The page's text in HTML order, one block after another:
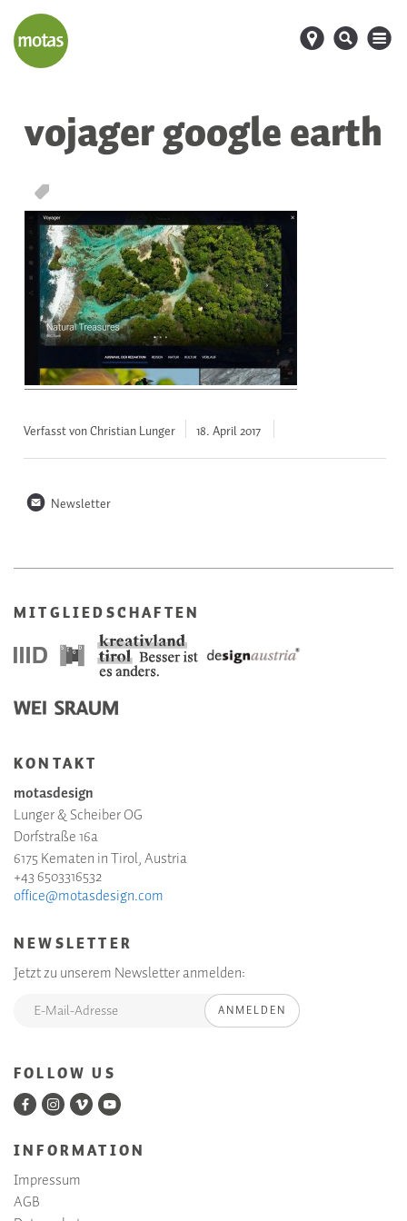
d s M
vojager google earth
T
Verfasst von Christian Lunger 18. April2017
n Newsletter
MITGLIEDSCHAFTEN
KONTAKT
motasdesign
Lunger & Scheiber OG
Dorfstraße 16a
6175 Kematen in Tirol, Austria
+43 6503316532
office@motasdesign.com
NEWSLETTER
Jetzt zu unserem Newsletter anmelden:
ANMELDEN
FOLLOW US
INFORMATION
Impressum
AGB